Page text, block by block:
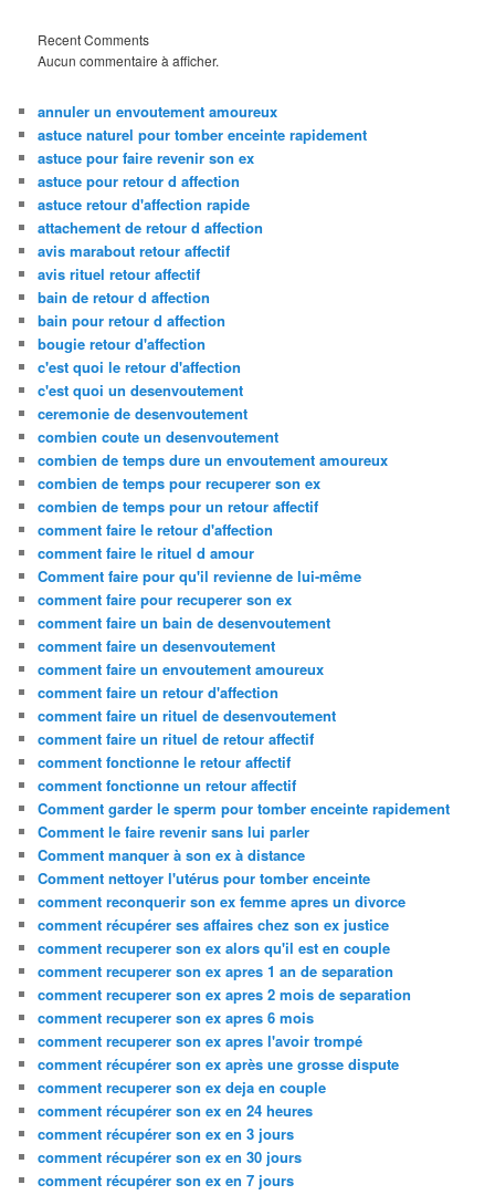
Recent Comments
Aucun commentaire à afficher.
annuler un envoutement amoureux
astuce naturel pour tomber enceinte rapidement
astuce pour faire revenir son ex
astuce pour retour d affection
astuce retour d'affection rapide
attachement de retour d affection
avis marabout retour affectif
avis rituel retour affectif
bain de retour d affection
bain pour retour d affection
bougie retour d'affection
c'est quoi le retour d'affection
c'est quoi un desenvoutement
ceremonie de desenvoutement
combien coute un desenvoutement
combien de temps dure un envoutement amoureux
combien de temps pour recuperer son ex
combien de temps pour un retour affectif
comment faire le retour d'affection
comment faire le rituel d amour
Comment faire pour qu'il revienne de lui-même
comment faire pour recuperer son ex
comment faire un bain de desenvoutement
comment faire un desenvoutement
comment faire un envoutement amoureux
comment faire un retour d'affection
comment faire un rituel de desenvoutement
comment faire un rituel de retour affectif
comment fonctionne le retour affectif
comment fonctionne un retour affectif
Comment garder le sperm pour tomber enceinte rapidement
Comment le faire revenir sans lui parler
Comment manquer à son ex à distance
Comment nettoyer l'utérus pour tomber enceinte
comment reconquerir son ex femme apres un divorce
comment récupérer ses affaires chez son ex justice
comment recuperer son ex alors qu'il est en couple
comment recuperer son ex apres 1 an de separation
comment recuperer son ex apres 2 mois de separation
comment recuperer son ex apres 6 mois
comment recuperer son ex apres l'avoir trompé
comment récupérer son ex après une grosse dispute
comment recuperer son ex deja en couple
comment récupérer son ex en 24 heures
comment récupérer son ex en 3 jours
comment récupérer son ex en 30 jours
comment récupérer son ex en 7 jours